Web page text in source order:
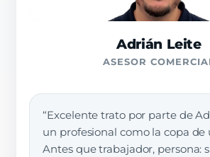
Adrián Leite
ASESOR
“Excelente trato por parte de
un profesional como la copa de
Antes que trabajador, persona: